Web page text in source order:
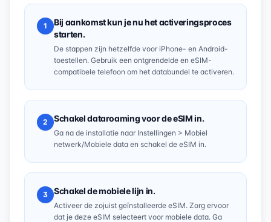
1
Bij aankomst kun je nu het activeringsproces
starten.
De stappen zijn hetzelfde voor iPhone- en Android-
toestellen. Gebruik een ontgrendelde en eSIM-
compatibele telefoon om het databundel te activeren.
2 Schakel dataroaming voor de eSIM in.
Ga na de installatie naar Instellingen > Mobiel
netwerk/Mobiele data en schakel de eSIM in.
3 Schakel de mobiele lijn in.
Activeer de zojuist geïnstalleerde eSIM. Zorg ervoor
dat je deze eSIM selecteert voor mobiele data. Ga